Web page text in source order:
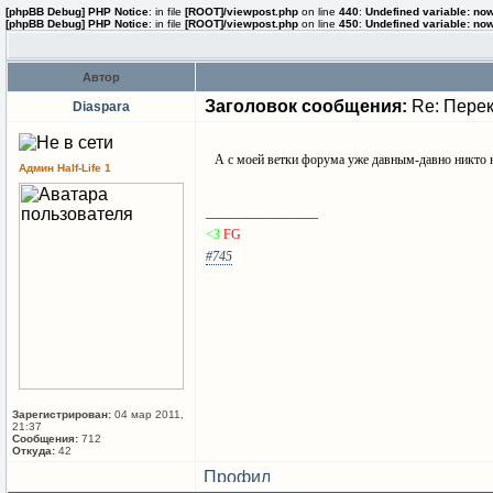
[phpBB Debug] PHP Notice: in file [ROOT]/viewpost.php on line 440: Undefined variable:
[phpBB Debug] PHP Notice: in file [ROOT]/viewpost.php on line 450: Undefined variable:
Автор
Diaspara Заголовок сообщения: Re:
Админ Half-Life 1
Зарегистрирован: 04 мар 2011,
21:37
Сообщения: 712
Откуда: 42
А с моей ветки форума уже давным-давно никто
<3 FG
#745